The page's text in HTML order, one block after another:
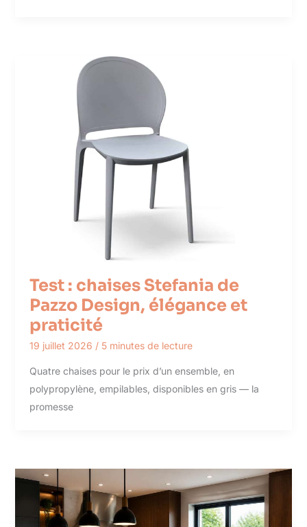
Test : chaises Stefania de
Pazzo Design, élégance et
praticité
19 juillet 2026 / 5 minutes de lecture
Quatre chaises pour le prix d’un ensemble, en
polypropylène, empilables, disponibles en gris — la
promesse